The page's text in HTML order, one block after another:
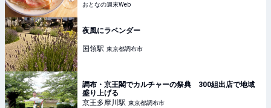
おとなの週末Web
夜風にラベンダー
国領駅 東京都調布市
調布・京王閣でカルチャーの祭典 300組出店で地域
盛り上げる
京王多摩川駅 東京都調布市